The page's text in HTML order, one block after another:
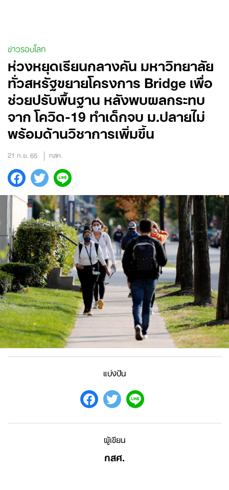
ข่าวรอบโลก
ห่วงหยุดเรียนกลางคัน มหาวิทยาลัย
ทั่วสหรัฐขยายโครงการ Bridge เพื่อ
ช่วยปรับพื้นฐาน หลังพบผลกระทบ
จาก โควิด-19 ทำเด็กจบ ม.ปลายไม่
พร้อมด้านวิชาการเพิ่มขึ้น
21 ก.ย. 65 กสศ.
แบ่งปัน
ผู้เขียน
กสศ.